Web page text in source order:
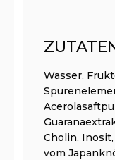
Wasser,
Cholin,
vom